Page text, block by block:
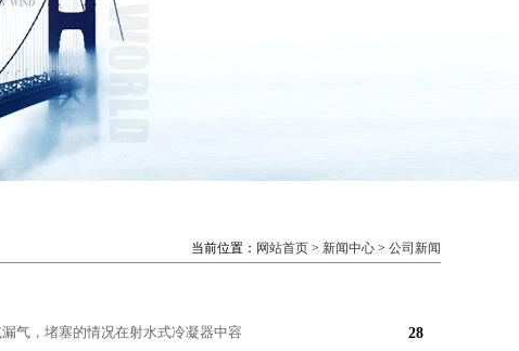
当前位置： 网站首页 > 新闻中心 > 公司新闻
气，堵塞的情况在射水式冷凝器中容
28